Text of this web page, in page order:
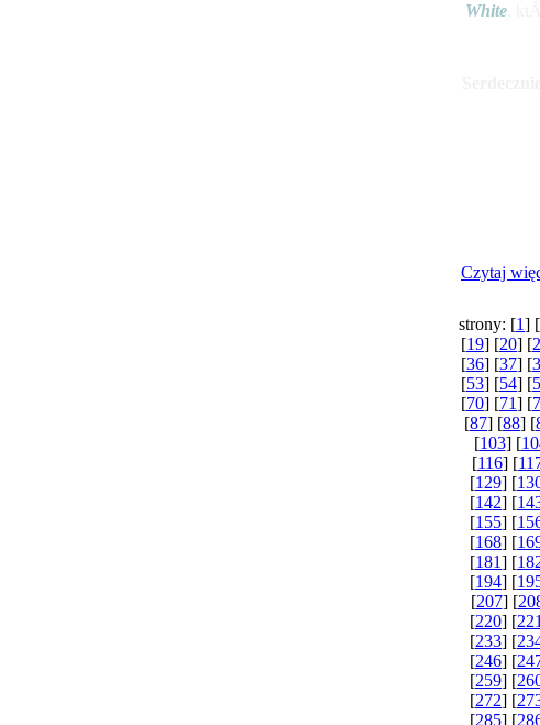
White
Czytaj
strony: [1] [
[19] [20] [
[36] [37] [
[53] [54] [
[70] [71] [
[87] [88] [
[103] [
[116] [
[129] [
[142] [
[155] [
[168] [
[181] [
[194] [
[207] [
[220] [221
[233] [
[246] [
[259] [
[272] [
[285] [